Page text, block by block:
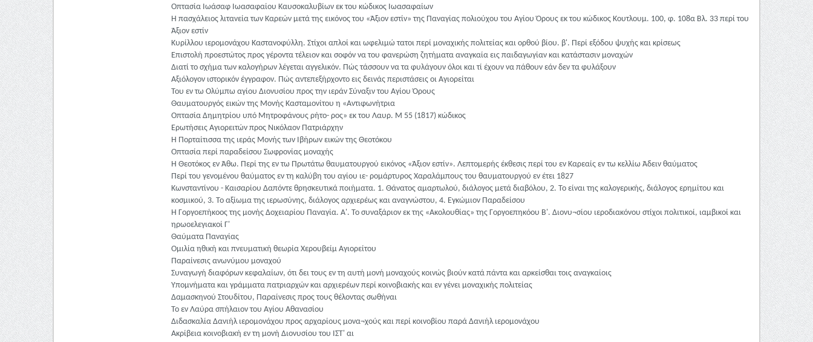
Οπτασία Ιωάσαφ Ιωασαφαίου Καυσοκαλυβίων εκ του κώδικος Ιωασαφαίων
Η πασχάλειος λιτανεία των Καρεών μετά της εικόνος του «Άξιον εστίν» της Παναγίας πολιούχου του Αγίου Όρους εκ του κώδικος Κουτλουμ. 100, φ. 108α Βλ. 33 περί του
Άξιον εστίν
Κυρίλλου ιερομονάχου Καστανοφύλλη. Στίχοι απλοί και ωφελιμώ τατοι περί μοναχικής πολιτείας και ορθού βίου. β'. Περί εξόδου ψυχής και κρίσεως
Επιστολή προεστώτος προς γέροντα τέλειον και σοφόν να του φανερώση ζητήματα αναγκαία εις παιδαγωγίαν και κατάστασιν μοναχών
Διατί το σχήμα των καλογήρων λέγεται αγγελικόν. Πώς τάσσουν να τα φυλάγουν όλοι και τί έχουν να πάθουν εάν δεν τα φυλάξουν
Αξιόλογον ιστορικόν έγγραφον. Πώς αντεπεξήρχοντο εις δεινάς περιστάσεις οι Αγιορείται
Του εν τω Ολύμπω αγίου Διονυσίου προς την ιεράν Σύναξιν του Αγίου Όρους
Θαυματουργός εικών της Μονής Κασταμονίτου η «Αντιφωνήτρια
Οπτασία Δημητρίου υπό Μητροφάνους ρήτο- ρος» εκ του Λαυρ. Μ 55 (1817) κώδικος
Ερωτήσεις Αγιορειτών προς Νικόλαον Πατριάρχην
Η Πορταίτισσα της ιεράς Μονής των Ιβήρων εικών της Θεοτόκου
Οπτασία περί παραδείσου Σωφρονίας μοναχής
Η Θεοτόκος εν Άθω. Περί της εν τω Πρωτάτω θαυματουργού εικόνος «Άξιον εστίν». Λεπτομερής έκθεσις περί του εν Καρεαίς εν τω κελλίω Άδειν θαύματος
Περί του γενομένου θαύματος εν τη καλύβη του αγίου ιε- ρομάρτυρος Χαραλάμπους του θαυματουργού εν έτει 1827
Κωνσταντίνου - Καισαρίου Δαπόντε θρησκευτικά ποιήματα. 1. Θάνατος αμαρτωλού, διάλογος μετά διαβόλου, 2. Το είναι της καλογερικής, διάλογος ερημίτου και
κοσμικού, 3. Το αξίωμα της ιερωσύνης, διάλογος αρχιερέως και αναγνώστου, 4. Εγκώμιον Παραδείσου
Η Γοργοεπήκοος της μονής Δοχειαρίου Παναγία. Α'. Το συναξάριον εκ της «Ακολουθίας» της Γοργοεπηκόου Β'. Διονυ¬σίου ιεροδιακόνου στίχοι πολιτικοί, ιαμβικοί και
ηρωοελεγιακοί Γ'
Θαύματα Παναγίας
Ομιλία ηθική και πνευματική θεωρία Χερουβείμ Αγιορείτου
Παραίνεσις ανωνύμου μοναχού
Συναγωγή διαφόρων κεφαλαίων, ότι δει τους εν τη αυτή μονή μοναχούς κοινώς βιούν κατά πάντα και αρκείσθαι τοις αναγκαίοις
Υπομνήματα και γράμματα πατριαρχών και αρχιερέων περί κοινοβιακής και εν γένει μοναχικής πολιτείας
Δαμασκηνού Στουδίτου, Παραίνεσις προς τους θέλοντας σωθήναι
Το εν Λαύρα σπήλαιον του Αγίου Αθανασίου
Διδασκαλία Δανιήλ ιερομονάχου προς αρχαρίους μονα¬χούς και περί κοινοβίου παρά Δανιήλ ιερομονάχου
Ακρίβεια κοινοβιακή εν τη μονή Διονυσίου του ΙΣΤ' αι